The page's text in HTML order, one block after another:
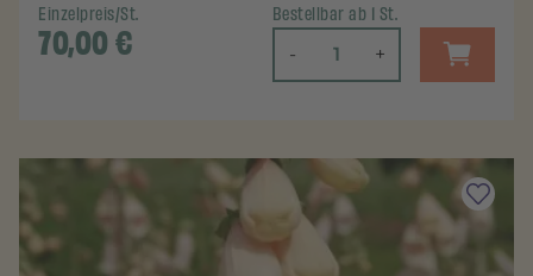
Einzelpreis/St.
70,00€
Bestellbar ab 1 St.
- +